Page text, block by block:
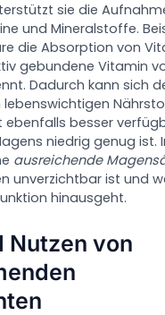
sie die
und Mineralstoffe.
die Absorption von
gebundene Vitamin
Dadurch kann sich
ebenfalls besser
niedrig genug ist.
ausreichende
unverzichtbar ist und
hinausgeht.
Nutzen von